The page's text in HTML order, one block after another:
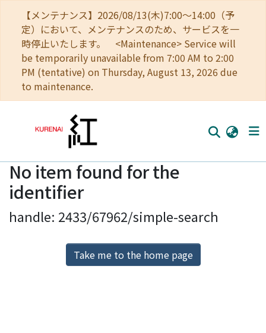
【メンテナンス】2026/08/13(木)7:00～14:00（予
定）において、メンテナンスのため、サービスを一
時停止いたします。 <Maintenance> Service will
be temporarily unavailable from 7:00 AM to 2:00
PM (tentative) on Thursday, August 13, 2026 due
to maintenance.
Home
Communities
Browse
Download Ranking
No item found for the
identifier
handle: 2433/67962/simple-search
Take me to the home page